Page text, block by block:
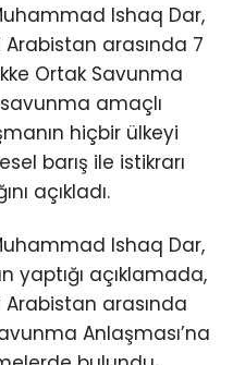
Ishaq Dar,
Arabistan arasında 7
Ortak Savunma
amaçlı
hiçbir ülkeyi
barış ile istikrarı
açıkladı.
Ishaq Dar,
yaptığı açıklamada,
Arabistan arasında
Anlaşması’na